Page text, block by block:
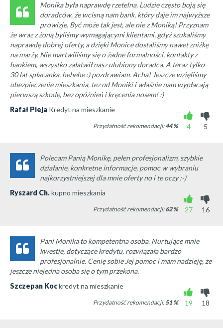
Monika była naprawdę rzetelna. Ludzie często boją się
doradców, że wcisną nam bank, który daje im najwyższe
prowizje. Być może tak jest, ale nie z Moniką! Przyznam
że wraz z żoną byliśmy wymagającymi klientami, gdyż szukaliśmy
naprawdę dobrej oferty, a dzięki Monice dostaliśmy nawet zniżkę
na marży. Nie martwiliśmy się o żadne formalności, kontakty z
bankiem, wszystko załatwił nasz ulubiony doradca. A teraz tylko
30 lat spłacanka, hehehe :) pozdrawiam. Acha! Jeszcze wzięliśmy
ubezpieczenie mieszkania, tez od Moniki i właśnie nam wypłacają
pierwszą szkodę, bez opóźnień i kręcenia nosem! :)
Rafał Pieja Kredyt na mieszkanie
4
5
Przydatność rekomendacji:44%
Polecam Panią Monikę, pełen profesjonalizm, szybkie
działanie, konkretne informacje, pomoc w wybraniu
najkorzystniejszej dla mnie oferty no i te oczy :-)
Ryszard Ch.kupno mieszkania
27
16
Przydatność rekomendacji:62%
Pani Monika to kompetentna osoba. Nurtujące mnie
kwestie, dotyczące kredytu, rozwiązała bardzo
profesjonalnie. Cenię sobie Jej pomoc i mam nadzieję, że
jeszcze niejedna osoba się o tym przekona.
Szczepan Kockredyt na mieszkanie
19
18
Przydatność rekomendacji:51 %